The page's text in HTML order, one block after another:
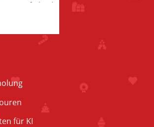
/ Lieferland Auswahl Steuerzone /
für KI